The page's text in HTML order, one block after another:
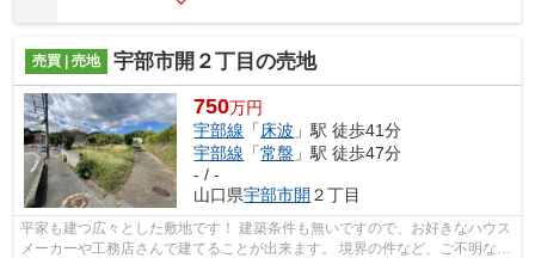
売買 | 売地 宇部市開２丁目の売地
750万円
宇部線 「 床波 」駅 徒歩41分
宇部線 「常盤 」駅 徒歩47分
- / -
山口県宇部市開 ２丁目
平家も建つ広々とした敷地です！ 建築条件も無いですので、お好きなハウス
メーカーや工務店さんで建てることが出来ます。 境界の件など、ご不明な点